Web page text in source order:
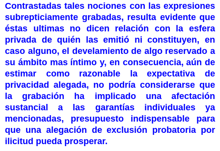
Contrastadas tales nociones con las expresiones
subrepticiamente grabadas, resulta evidente que
éstas ultimas no dicen relación con la esfera
privada de quién las emitió ni constituyen, en
caso alguno, el develamiento de algo reservado a
su ámbito mas íntimo y, en consecuencia, aún de
estimar como razonable la expectativa de
privacidad alegada, no podría considerarse que
la grabación ha implicado una afectación
sustancial a las garantías individuales ya
mencionadas, presupuesto indispensable para
que una alegación de exclusión probatoria por
ilicitud pueda prosperar.